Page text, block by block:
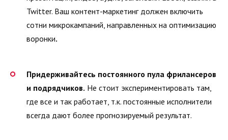
Twitter. Ваш контент-маркетинг должен включить
сотни микрокампаний, направленных на оптимизацию
воронки.
Придерживайтесь постоянного пула фрилансеров
и подрядчиков. Не стоит экспериментировать там,
где все и так работает, т.к. постоянные исполнители
всегда дают более прогнозируемый результат.